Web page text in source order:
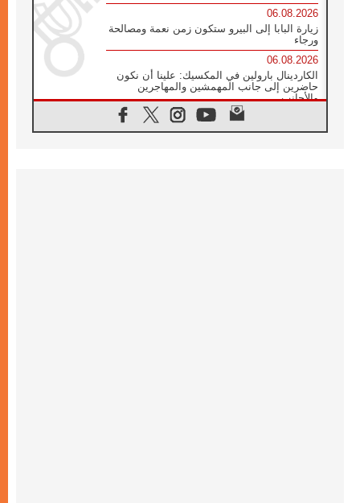
06.08.2026
زيارة البابا إلى البيرو ستكون زمن نعمة ومصالحة
ورجاء
06.08.2026
الكاردينال بارولين في المكسيك: علينا أن نكون
حاضرين إلى جانب المهمشين والمهاجرين
والأجانب
البابا لاوُن الرابع عشر للشباب في أسيزي: